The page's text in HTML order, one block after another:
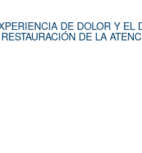
DE DOLOR Y EL
DE LA